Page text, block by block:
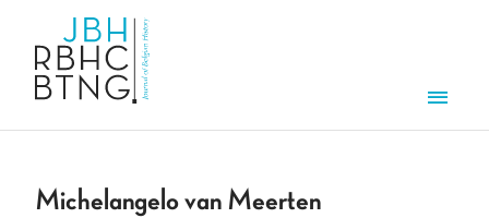
Michelangelo van Meerten